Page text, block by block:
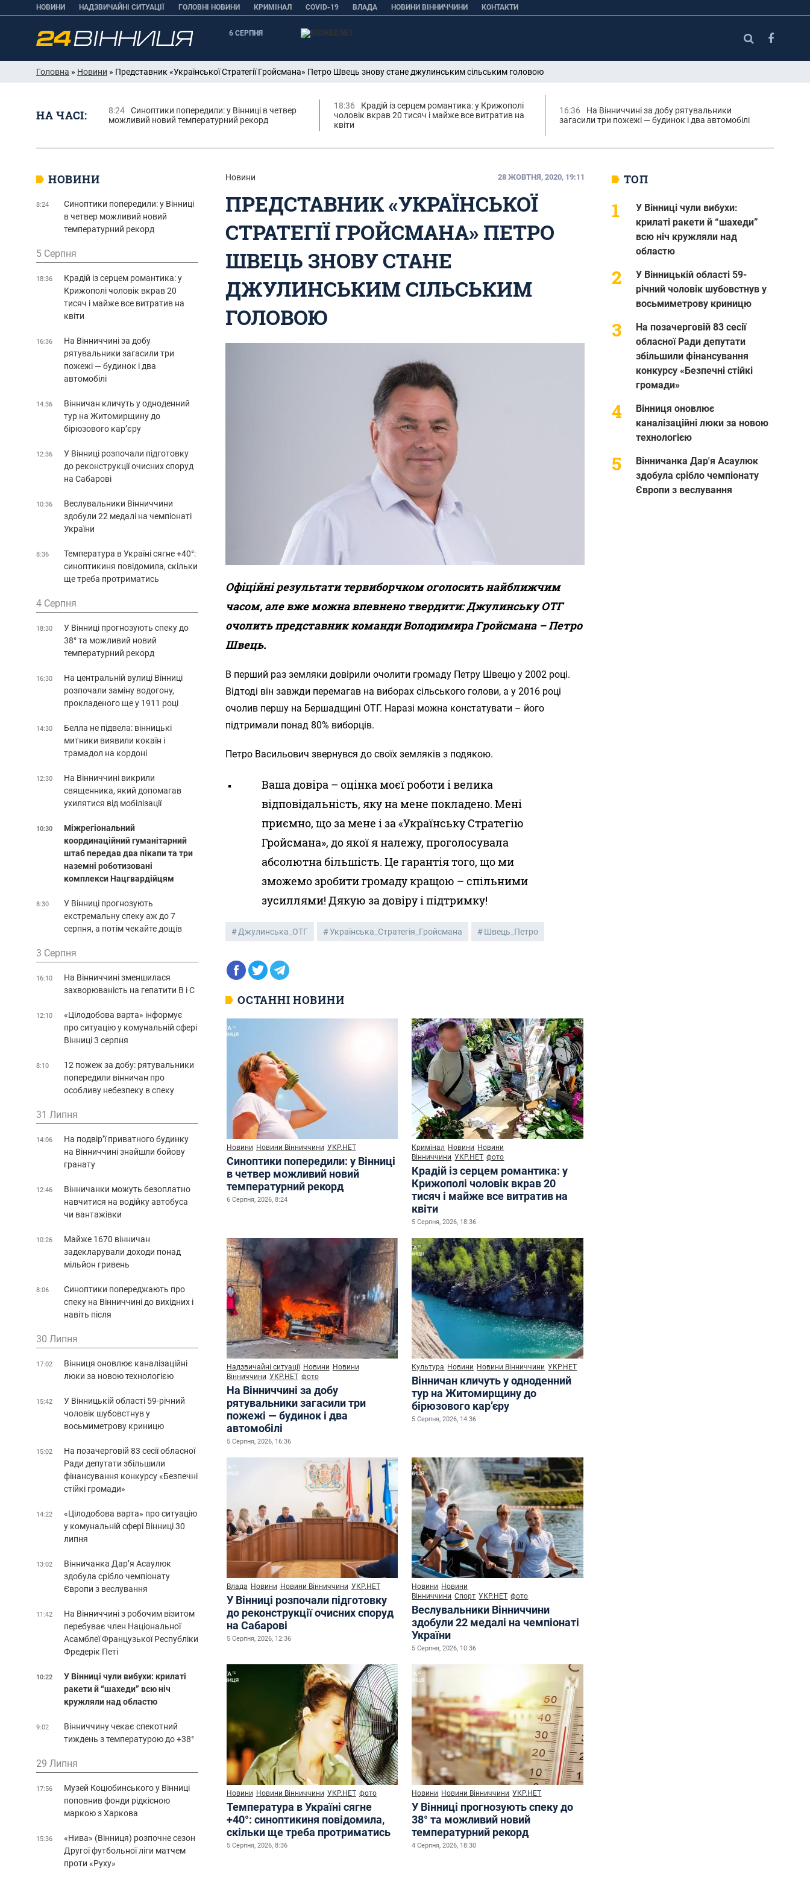
НОВИНИ НАДЗВИЧАЙНІ СИТУАЦІЇ ГОЛОВНІ НОВИНИ КРИМІНАЛ COVID-19 ВЛАДА НОВИНИ ВІННИЧЧИНИ КОНТАКТИ
6 СЕРПНЯ
Головна » Новини » Представник «Української Стратегії Гройсмана» Петро Швець знову стане джулинським сільським головою
НА ЧАСІ: 8:24
Синоптики попередили: у Вінниці в четвер
можливий новий температурний рекорд
18:36
Крадій із серцем романтика: у Крижополі
чоловік вкрав 20 тисяч і майже все витратив на
квіти
16:36
На Вінниччині за добу рятувальники
загасили три пожежі — будинок і два автомобілі
Новини 28 ЖОВТНЯ, 2020, 19:11
ПРЕДСТАВНИК «УКРАЇНСЬКОЇ
СТРАТЕГІЇ ГРОЙСМАНА» ПЕТРО
ШВЕЦЬ ЗНОВУ СТАНЕ
ДЖУЛИНСЬКИМ СІЛЬСЬКИМ
ГОЛОВОЮ
Офіційні результати тервиборчком оголосить найближчим
часом, але вже можна впевнено твердити: Джулинську ОТГ
очолить представник команди Володимира Гройсмана – Петро
Швець.
В перший раз земляки довірили очолити громаду Петру Швецю у 2002 році.
Відтоді він завжди перемагав на виборах сільського голови, а у 2016 році
очолив першу на Бершадщині ОТГ. Наразі можна констатувати – його
підтримали понад 80% виборців.
Петро Васильович звернувся до своїх земляків з подякою.
Ваша довіра – оцінка моєї роботи і велика
відповідальність, яку на мене покладено. Мені
приємно, що за мене і за «Українську Стратегію
Гройсмана», до якої я належу, проголосувала
абсолютна більшість. Це гарантія того, що ми
зможемо зробити громаду кращою – спільними
зусиллями! Дякую за довіру і підтримку!
Джулинська_ОТГ Українська_Стратегія_Гройсмана Швець_Петро
ОСТАННІ НОВИНИ
Новини Новини Вінниччини УКР.НЕТ
Синоптики попередили: у Вінниці
в четвер можливий новий
температурний рекорд
6 Серпня, 2026, 8:24
Кримінал Новини Новини
Вінниччини УКР.НЕТ фото
Крадій із серцем романтика: у
Крижополі чоловік вкрав 20
тисяч і майже все витратив на
квіти
5 Серпня, 2026, 18:36
Надзвичайні ситуації Новини Новини
Вінниччини УКР.НЕТ фото
На Вінниччині за добу
рятувальники загасили три
пожежі — будинок і два
автомобілі
5 Серпня, 2026, 16:36
Культура Новини Новини Вінниччини УКР.НЕТ
Вінничан кличуть у одноденний
тур на Житомирщину до
бірюзового кар’єру
5 Серпня, 2026, 14:36
Влада Новини Новини Вінниччини УКР.НЕТ
У Вінниці розпочали підготовку
до реконструкції очисних споруд
на Сабарові
5 Серпня, 2026, 12:36
Новини Новини
Вінниччини Спорт УКР.НЕТ фото
Веслувальники Вінниччини
здобули 22 медалі на чемпіонаті
України
5 Серпня, 2026, 10:36
Новини Новини Вінниччини УКР.НЕТ фото
Температура в Україні сягне
+40°: синоптикиня повідомила,
скільки ще треба протриматись
5 Серпня, 2026, 8:36
Новини Новини Вінниччини УКР.НЕТ
У Вінниці прогнозують спеку до
38° та можливий новий
температурний рекорд
4 Серпня, 2026, 18:30
ТОП
У Вінниці чули вибухи:
крилаті ракети й “шахеди”
всю ніч кружляли над
областю
У Вінницькій області 59-
річний чоловік шубовстнув у
восьмиметрову криницю
На позачерговій 83 сесії
обласної Ради депутати
збільшили фінансування
конкурсу «Безпечні стійкі
громади»
Вінниця оновлює
каналізаційні люки за новою
технологією
Вінничанка Дар'я Асаулюк
здобула срібло чемпіонату
Європи з веслування
НОВИНИ
8:24
Синоптики попередили: у Вінниці
в четвер можливий новий
температурний рекорд
5 Серпня
18:36
Крадій із серцем романтика: у
Крижополі чоловік вкрав 20
тисяч і майже все витратив на
квіти
16:36
На Вінниччині за добу
рятувальники загасили три
пожежі — будинок і два
автомобілі
14:36
Вінничан кличуть у одноденний
тур на Житомирщину до
бірюзового кар’єру
12:36
У Вінниці розпочали підготовку
до реконструкції очисних споруд
на Сабарові
10:36
Веслувальники Вінниччини
здобули 22 медалі на чемпіонаті
України
8:36
Температура в Україні сягне +40°:
синоптикиня повідомила, скільки
ще треба протриматись
4 Серпня
18:30
У Вінниці прогнозують спеку до
38° та можливий новий
температурний рекорд
16:30
На центральній вулиці Вінниці
розпочали заміну водогону,
прокладеного ще у 1911 році
14:30
Белла не підвела: вінницькі
митники виявили кокаїн і
трамадол на кордоні
12:30
На Вінниччині викрили
священника, який допомагав
ухилятися від мобілізації
10:30
Міжрегіональний
координаційний гуманітарний
штаб передав два пікапи та три
наземні роботизовані
комплекси Нацгвардійцям
8:30
У Вінниці прогнозують
екстремальну спеку аж до 7
серпня, а потім чекайте дощів
3 Серпня
16:10
На Вінниччині зменшилася
захворюваність на гепатити В і С
12:10
«Цілодобова варта» інформує
про ситуацію у комунальній сфері
Вінниці 3 серпня
8:10
12 пожеж за добу: рятувальники
попередили вінничан про
особливу небезпеку в спеку
31 Липня
14:06
На подвір’ї приватного будинку
на Вінниччині знайшли бойову
гранату
12:46
Вінничанки можуть безоплатно
навчитися на водійку автобуса
чи вантажівки
10:26
Майже 1670 вінничан
задекларували доходи понад
мільйон гривень
8:06
Синоптики попереджають про
спеку на Вінниччині до вихідних і
навіть після
30 Липня
17:02
Вінниця оновлює каналізаційні
люки за новою технологією
15:42
У Вінницькій області 59-річний
чоловік шубовстнув у
восьмиметрову криницю
15:02
На позачерговій 83 сесії обласної
Ради депутати збільшили
фінансування конкурсу «Безпечні
стійкі громади»
14:22
«Цілодобова варта» про ситуацію
у комунальній сфері Вінниці 30
липня
13:02
Вінничанка Дар’я Асаулюк
здобула срібло чемпіонату
Європи з веслування
11:42
На Вінниччині з робочим візитом
перебуває член Національної
Асамблеї Французької Республіки
Фредерік Петі
10:22
У Вінниці чули вибухи: крилаті
ракети й “шахеди” всю ніч
кружляли над областю
9:02
Вінниччину чекає спекотний
тиждень з температурою до +38°
29 Липня
17:56
Музей Коцюбинського у Вінниці
поповнив фонди рідкісною
маркою з Харкова
15:36
«Нива» (Вінниця) розпочне сезон
Другої футбольної ліги матчем
проти «Руху»